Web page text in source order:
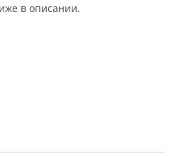
в описании.